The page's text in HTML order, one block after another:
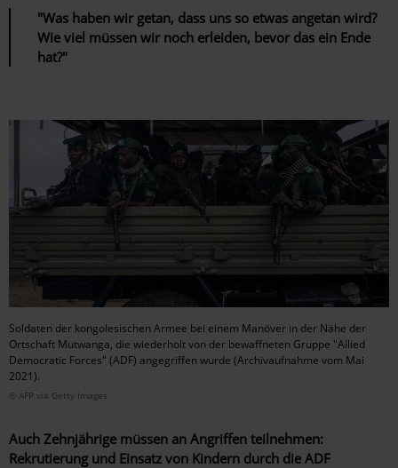
"Was haben wir getan, dass uns so etwas angetan wird?
Wie viel müssen wir noch erleiden, bevor das ein Ende
hat?"
Soldaten der kongolesischen Armee bei einem Manöver in der Nähe der
Ortschaft Mutwanga, die wiederholt von der bewaffneten Gruppe "Allied
Democratic Forces" (ADF) angegriffen wurde (Archivaufnahme vom Mai
2021).
© AFP via Getty Images
Auch Zehnjährige müssen an Angriffen teilnehmen:
Rekrutierung und Einsatz von Kindern durch die ADF